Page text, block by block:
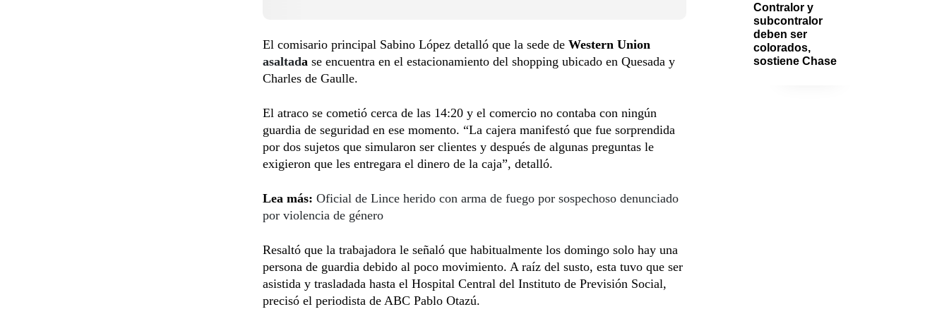
Contralor y
subcontralor
deben ser
colorados,
sostiene Chase
El comisario principal Sabino López detalló que la sede de Western Union
asaltada se encuentra en el estacionamiento del shopping ubicado en Quesada y
Charles de Gaulle.
El atraco se cometió cerca de las 14:20 y el comercio no contaba con ningún
guardia de seguridad en ese momento. “La cajera manifestó que fue sorprendida
por dos sujetos que simularon ser clientes y después de algunas preguntas le
exigieron que les entregara el dinero de la caja”, detalló.
Lea más: Oficial de Lince herido con arma de fuego por sospechoso denunciado
por violencia de género
Resaltó que la trabajadora le señaló que habitualmente los domingo solo hay una
persona de guardia debido al poco movimiento. A raíz del susto, esta tuvo que ser
asistida y trasladada hasta el Hospital Central del Instituto de Previsión Social,
precisó el periodista de ABC Pablo Otazú.